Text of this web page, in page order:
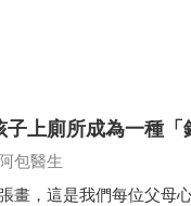
子上廁所成為一種「
包醫生
畫，這是我們每位父母